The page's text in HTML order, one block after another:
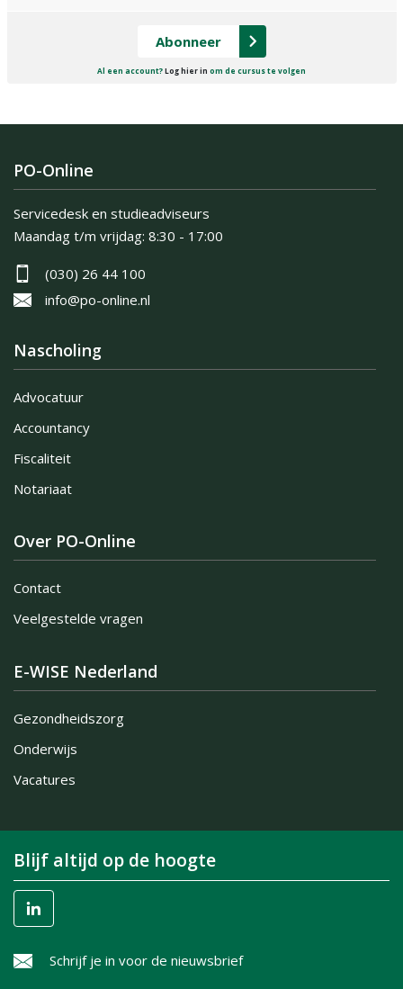
Abonneer
Al een account?Log hier in om de cursus te volgen
PO-Online
Servicedesk en studieadviseurs
Maandag t/m vrijdag: 8:30 - 17:00
(030) 26 44 100
info@po-online.nl
Nascholing
Advocatuur
Accountancy
Fiscaliteit
Notariaat
Over PO-Online
Contact
Veelgestelde vragen
E-WISE Nederland
Gezondheidszorg
Onderwijs
Vacatures
Blijf altijd op de hoogte
Schrijf je in voor de nieuwsbrief